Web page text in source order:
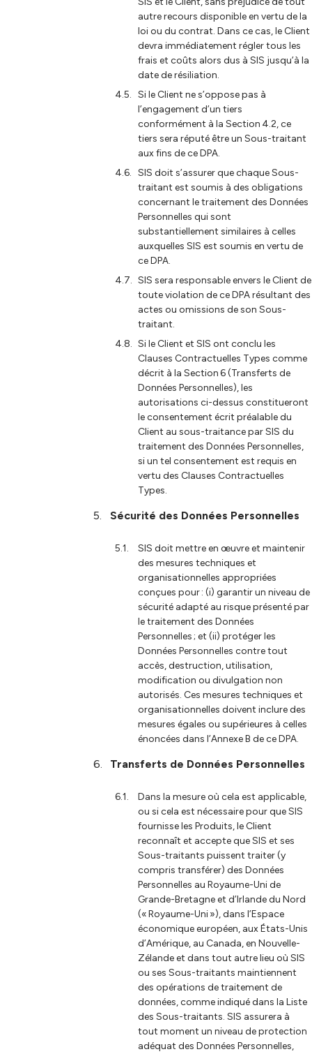
autre recours disponible en vertu de la
loi ou du contrat. Dans ce cas, le Client
devra immédiatement régler tous les
frais et coûts alors dus à SIS jusqu’à la
date de résiliation.
Si le Client ne s’oppose pas à
l’engagement d’un tiers
conformément à la Section 4.2, ce
tiers sera réputé être un Sous-traitant
aux fins de ce DPA.
SIS doit s’assurer que chaque Sous-
traitant est soumis à des obligations
concernant le traitement des Données
Personnelles qui sont
substantiellement similaires à celles
auxquelles SIS est soumis en vertu de
ce DPA.
SIS sera responsable envers le Client de
toute violation de ce DPA résultant des
actes ou omissions de son Sous-
traitant.
Si le Client et SIS ont conclu les
Clauses Contractuelles Types comme
décrit à la Section 6 (Transferts de
Données Personnelles), les
autorisations ci-dessus constitueront
le consentement écrit préalable du
Client au sous-traitance par SIS du
traitement des Données Personnelles,
si un tel consentement est requis en
vertu des Clauses Contractuelles
Types.
Sécurité des Données Personnelles
SIS doit mettre en œuvre et maintenir
des mesures techniques et
organisationnelles appropriées
conçues pour : (i) garantir un niveau de
sécurité adapté au risque présenté par
le traitement des Données
Personnelles ; et (ii) protéger les
Données Personnelles contre tout
accès, destruction, utilisation,
modification ou divulgation non
autorisés. Ces mesures techniques et
organisationnelles doivent inclure des
mesures égales ou supérieures à celles
énoncées dans l’Annexe B de ce DPA.
Transferts de Données Personnelles
Dans la mesure où cela est applicable,
ou si cela est nécessaire pour que SIS
fournisse les Produits, le Client
reconnaît et accepte que SIS et ses
Sous-traitants puissent traiter (y
compris transférer) des Données
Personnelles au Royaume-Uni de
Grande-Bretagne et d’Irlande du Nord
(« Royaume-Uni »), dans l’Espace
économique européen, aux États-Unis
d’Amérique, au Canada, en Nouvelle-
Zélande et dans tout autre lieu où SIS
ou ses Sous-traitants maintiennent
des opérations de traitement de
données, comme indiqué dans la Liste
des Sous-traitants. SIS assurera à
tout moment un niveau de protection
adéquat des Données Personnelles,